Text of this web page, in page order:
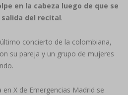
en la cabeza luego de que se
del recital.
concierto de la colombiana,
su pareja y un grupo de mujeres
X de Emergencias Madrid se